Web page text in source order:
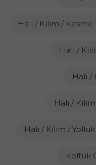
Halı / Kilim / Kesme
Halı /
Halı
Halı /
Halı / Kilim / Yolluk
Koltuk